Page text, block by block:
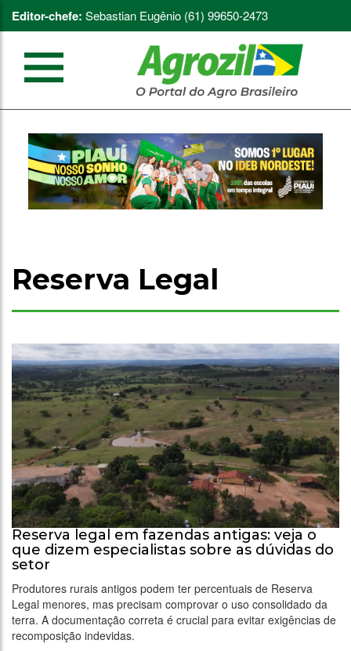
Editor-chefe: Sebastian Eugênio (61) 99650-2473
Reserva Legal
Reserva legal em fazendas antigas: veja o
que dizem especialistas sobre as dúvidas do
setor
Produtores rurais antigos podem ter percentuais de Reserva
Legal menores, mas precisam comprovar o uso consolidado da
terra. A documentação correta é crucial para evitar exigências de
recomposição indevidas.